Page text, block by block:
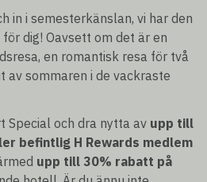
in i semesterkänslan, vi har den
dig! Oavsett om det är en
en romantisk resa för två
sommaren i de vackraste
Special och dra nytta av upp till
befintlig H Rewards medlem
upp till 30% rabatt på